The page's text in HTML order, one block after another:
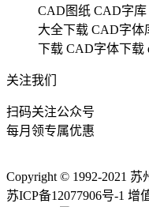
CAD图纸 CAD字库
大全下载 CAD字体
下载 CAD字体下载
关注我们
扫码关注公众号
每月领专属优惠
Copyright © 1992-2021 苏
苏ICP备12077906号-1 增